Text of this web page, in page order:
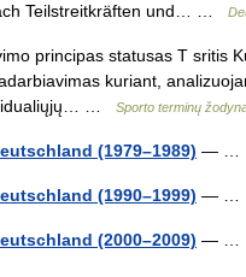
Teilstreitkräften und… …
principas statusas T sritis
kuriant,
…
Sporto terminų
(1979–1989) — …
(1990–1999) — …
(2000–2009) — …